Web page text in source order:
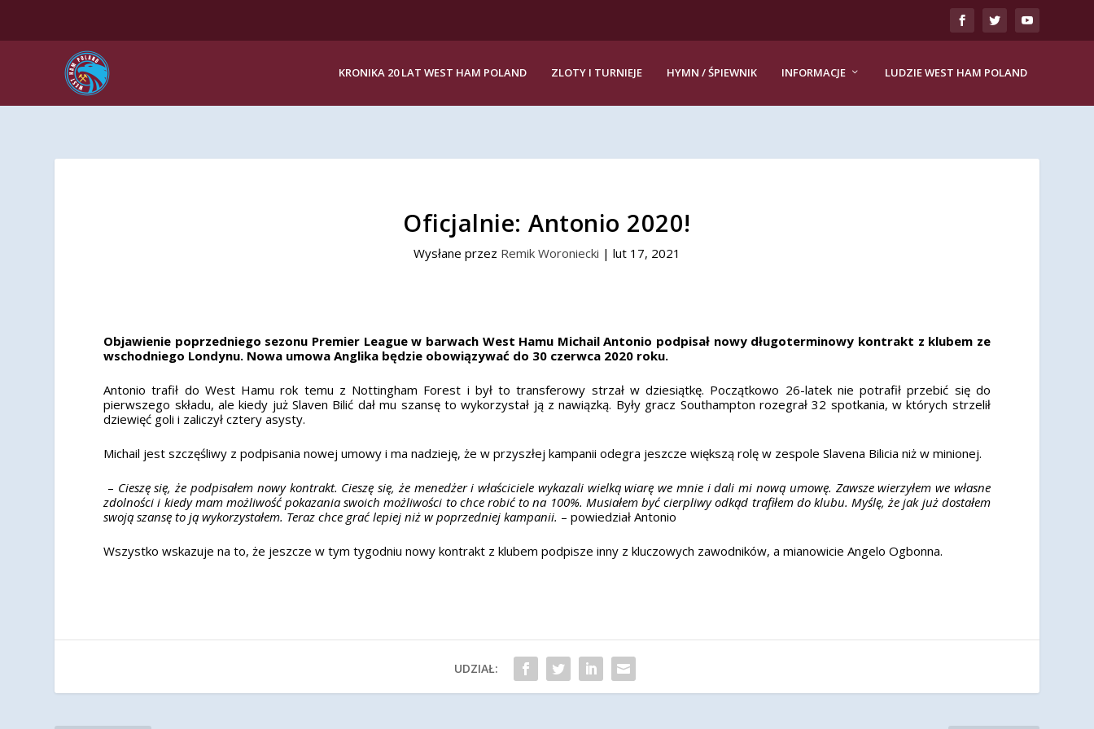
KRONIKA 20 LAT WEST HAM POLAND ZLOTY I TURNIEJE HYMN / ŚPIEWNIK INFORMACJE LUDZIE WEST HAM POLAND
Oficjalnie: Antonio 2020!
Wysłane przez Remik Woroniecki | lut 17, 2021
Objawienie poprzedniego sezonu Premier League w barwach West Hamu Michail Antonio podpisał nowy długoterminowy kontrakt z klubem ze
wschodniego Londynu. Nowa umowa Anglika będzie obowiązywać do 30 czerwca 2020 roku.
Antonio trafił do West Hamu rok temu z Nottingham Forest i był to transferowy strzał w dziesiątkę. Początkowo 26-latek nie potrafił przebić się do
pierwszego składu, ale kiedy już Slaven Bilić dał mu szansę to wykorzystał ją z nawiązką. Były gracz Southampton rozegrał 32 spotkania, w których strzelił
dziewięć goli i zaliczył cztery asysty.
Michail jest szczęśliwy z podpisania nowej umowy i ma nadzieję, że w przyszłej kampanii odegra jeszcze większą rolę w zespole Slavena Bilicia niż w minionej.
– Cieszę się, że podpisałem nowy kontrakt. Cieszę się, że menedżer i właściciele wykazali wielką wiarę we mnie i dali mi nową umowę. Zawsze wierzyłem we własne
zdolności i kiedy mam możliwość pokazania swoich możliwości to chce robić to na 100%. Musiałem być cierpliwy odkąd trafiłem do klubu. Myślę, że jak już dostałem
swoją szansę to ją wykorzystałem. Teraz chce grać lepiej niż w poprzedniej kampanii. – powiedział Antonio
Wszystko wskazuje na to, że jeszcze w tym tygodniu nowy kontrakt z klubem podpisze inny z kluczowych zawodników, a mianowicie Angelo Ogbonna.
UDZIAŁ: